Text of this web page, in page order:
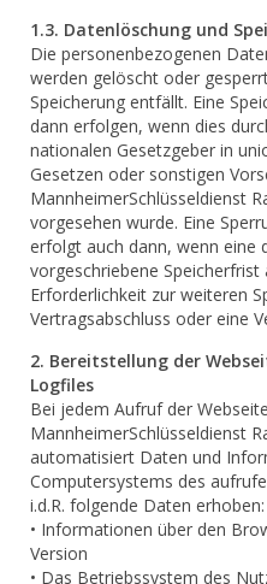
1.3. Datenlöschung und
Die personenbezogenen
werden gelöscht oder
Speicherung entfällt. Eine
dann erfolgen, wenn dies
nationalen Gesetzgeber in
Gesetzen oder sonstigen
MannheimerSchlüsseldienst
vorgesehen wurde. Eine
erfolgt auch dann, wenn eine
vorgeschriebene
Erforderlichkeit zur weiteren
Vertragsabschluss oder eine
2. Bereitstellung der
Logfiles
Bei jedem Aufruf der
MannheimerSchlüsseldienst
automatisiert Daten und
Computersystems des
i.d.R. folgende Daten erhoben:
• Informationen über den
Version
• Das Betriebssystem des